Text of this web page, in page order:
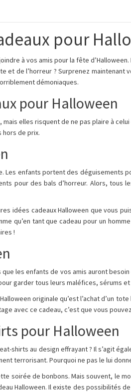
pour
à vos amis pour la fête
et de l’horreur ? Surprenez maintenant
démoniaques.
pour Halloween
elles risquent de ne pas plaire à
hors de prix.
Les enfants portent des déguisements
pour des bals d’horreur. Alors,
idées cadeaux Halloween que vous
qu’en tant que cadeau pour un
!
les enfants de vos amis auront
garder tous leurs maléfices, sérums
originale qu’est l’achat d’un
avec ce cadeau, c’est que vous
pour Halloween
shirts au design effrayant ? Il s’agit
terrorisant. Pourquoi ne pas le lui
soirée de bonbons. Mais souvent, le
Halloween. Il existe des possibilités